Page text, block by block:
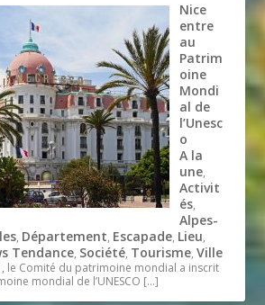
Nice
entre
au
Patrim
oine
Mondi
al de
l’Unesc
o
A la
une,
Activit
és,
Alpes-
, Département, Escapade, Lieu,
Tendance, Société, Tourisme,Ville
le Comité du patrimoine mondial a inscrit
mondial de l’UNESCO […]